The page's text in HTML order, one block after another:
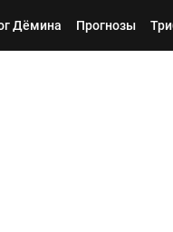
Дёмина Прогнозы